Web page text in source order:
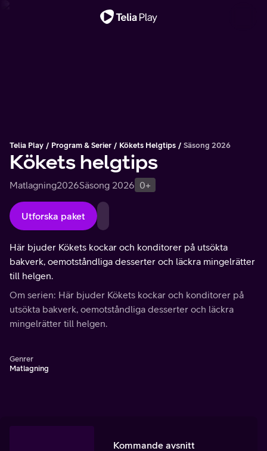
Telia Play Program & Serier Kökets Helgtips Säsong 2026
Kökets helgtips
Matlagning2026Säsong 2026 0+
Utforska paket
Här bjuder Kökets kockar och konditorer på utsökta
bakverk, oemotståndliga desserter och läckra mingelrätter
till helgen.
Om serien: Här bjuder Kökets kockar och konditorer på
utsökta bakverk, oemotståndliga desserter och läckra
mingelrätter till helgen.
Genrer
Matlagning
Kommande avsnitt